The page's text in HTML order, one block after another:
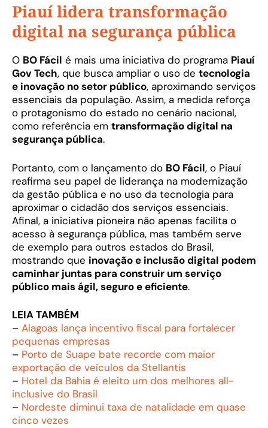
Piauí lidera transformação
digital na segurança pública
O BO Fácil é mais uma iniciativa do programa Piauí
Gov Tech, que busca ampliar o uso de tecnologia
e inovação no setor público, aproximando serviços
essenciais da população. Assim, a medida reforça
o protagonismo do estado no cenário nacional,
como referência em transformação digital na
segurança pública.
Portanto, com o lançamento do BO Fácil, o Piauí
reafirma seu papel de liderança na modernização
da gestão pública e no uso da tecnologia para
aproximar o cidadão dos serviços essenciais.
Afinal, a iniciativa pioneira não apenas facilita o
acesso à segurança pública, mas também serve
de exemplo para outros estados do Brasil,
mostrando que inovação e inclusão digital podem
caminhar juntas para construir um serviço
público mais ágil, seguro e eficiente.
LEIA TAMBÉM
– Alagoas lança incentivo fiscal para fortalecer
pequenas empresas
– Porto de Suape bate recorde com maior
exportação de veículos da Stellantis
– Hotel da Bahia é eleito um dos melhores all-
inclusive do Brasil
– Nordeste diminui taxa de natalidade em quase
cinco vezes